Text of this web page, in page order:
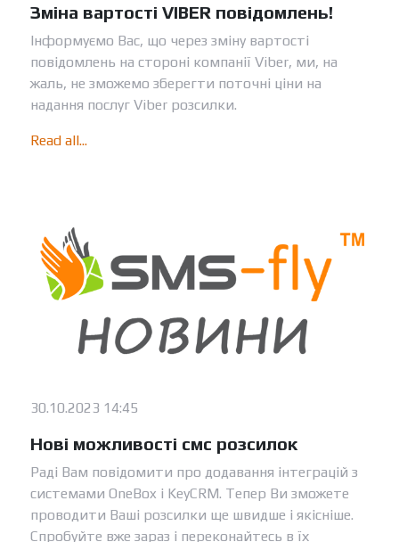
Зміна вартості VIBER повідомлень!
Інформуємо Вас, що через зміну вартості
повідомлень на стороні компанії Viber, ми, на
жаль, не зможемо зберегти поточні ціни на
надання послуг Viber розсилки.
Read all...
30.10.2023 14:45
Нові можливості смс розсилок
Раді Вам повідомити про додавання інтеграцій з
системами OneBox і KeyCRM. Тепер Ви зможете
проводити Ваші розсилки ще швидше і якісніше.
Спробуйте вже зараз і переконайтесь в їх